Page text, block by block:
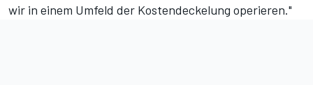
wir in einem Umfeld der Kostendeckelung operieren."